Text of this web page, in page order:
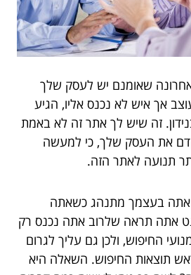
שאומנם יש לעסק שלך
אך איש לא נכנס אליו, הגיע
זה שיש לך אתר זה לא באמת
את העסק שלך, כי למעשה
תנועה לאתר הזה.
אתה בעצמך מתנהג כשאתה
אתה תראה שלרוב אתה נכנס רק
החיפוש, ולכן גם עליך לגרום
תוצאות החיפוש. השאלה היא